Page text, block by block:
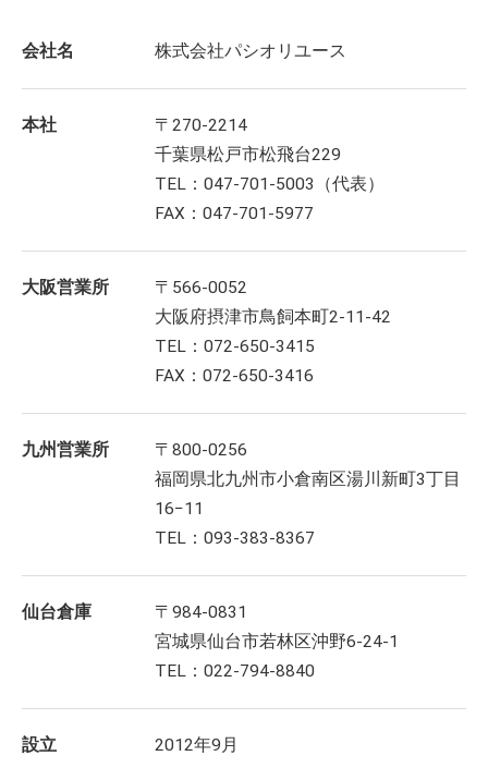
会社名 株式会社パシオリユース
本社
〒270-2214
千葉県松戸市松飛台229
TEL：047-701-5003（代表）
FAX：047-701-5977
大阪営業所
〒566-0052
大阪府摂津市鳥飼本町2-11-42
TEL：072-650-3415
FAX：072-650-3416
九州営業所
〒800-0256
福岡県北九州市小倉南区湯川新町3丁目
16−11
TEL：093-383-8367
仙台倉庫
〒984-0831
宮城県仙台市若林区沖野6-24-1
TEL：022-794-8840
設立 2012年9月